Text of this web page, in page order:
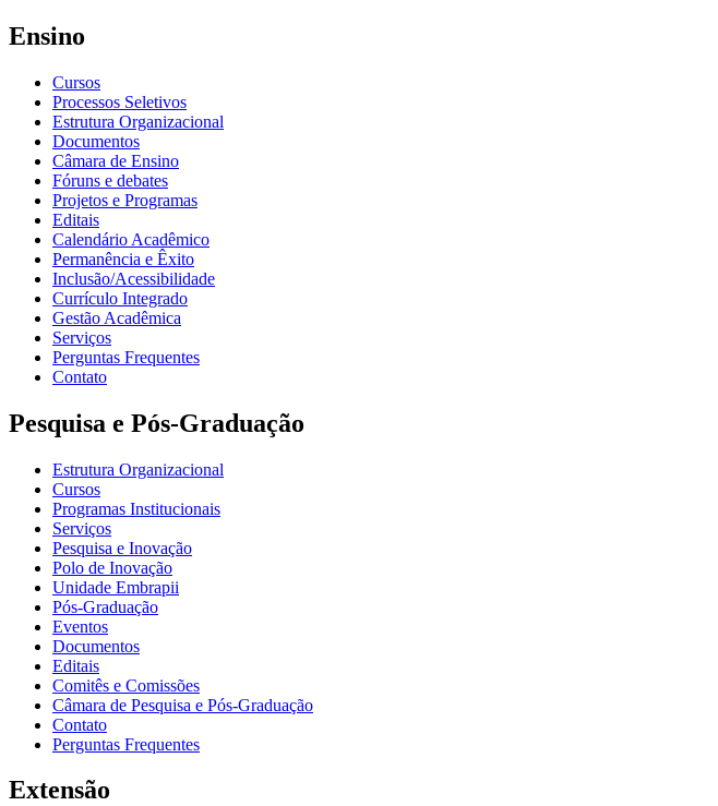
Ensino
Cursos
Processos Seletivos
Estrutura Organizacional
Documentos
Câmara de Ensino
Fóruns e debates
Projetos e Programas
Editais
Calendário Acadêmico
Permanência e Êxito
Inclusão/Acessibilidade
Currículo Integrado
Gestão Acadêmica
Serviços
Perguntas Frequentes
Contato
Pesquisa e Pós-Graduação
Estrutura Organizacional
Cursos
Programas Institucionais
Serviços
Pesquisa e Inovação
Polo de Inovação
Unidade Embrapii
Pós-Graduação
Eventos
Documentos
Editais
Comitês e Comissões
Câmara de Pesquisa e Pós-Graduação
Contato
Perguntas Frequentes
Extensão